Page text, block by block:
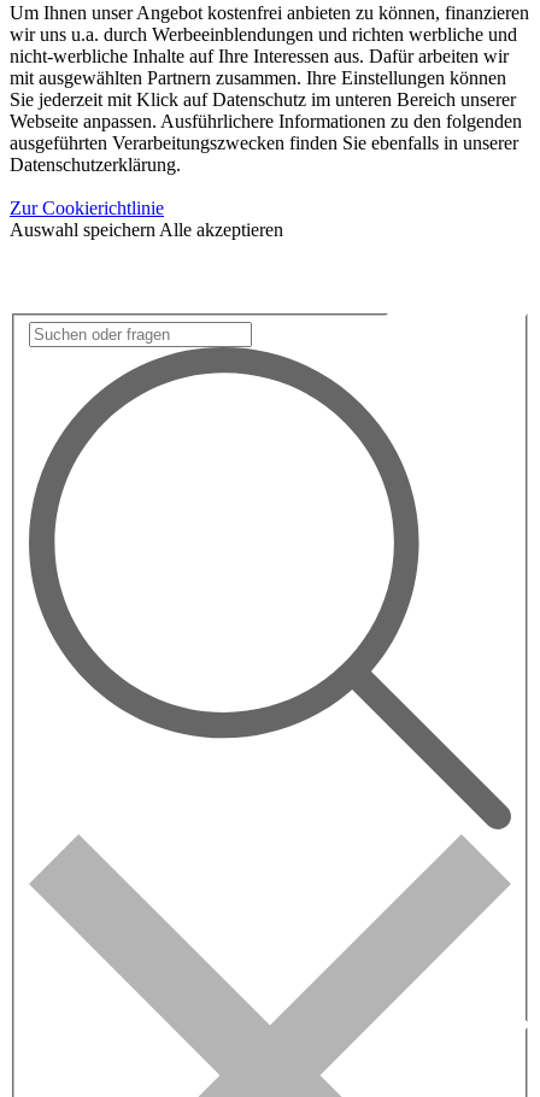
Um Ihnen unser Angebot kostenfrei anbieten zu können, finanzieren
wir uns u.a. durch Werbeeinblendungen und richten werbliche und
nicht-werbliche Inhalte auf Ihre Interessen aus. Dafür arbeiten wir
mit ausgewählten Partnern zusammen. Ihre Einstellungen können
Sie jederzeit mit Klick auf Datenschutz im unteren Bereich unserer
Webseite anpassen. Ausführlichere Informationen zu den folgenden
ausgeführten Verarbeitungszwecken finden Sie ebenfalls in unserer
Datenschutzerklärung.
Zur Cookierichtlinie
Auswahl speichern Alle akzeptieren